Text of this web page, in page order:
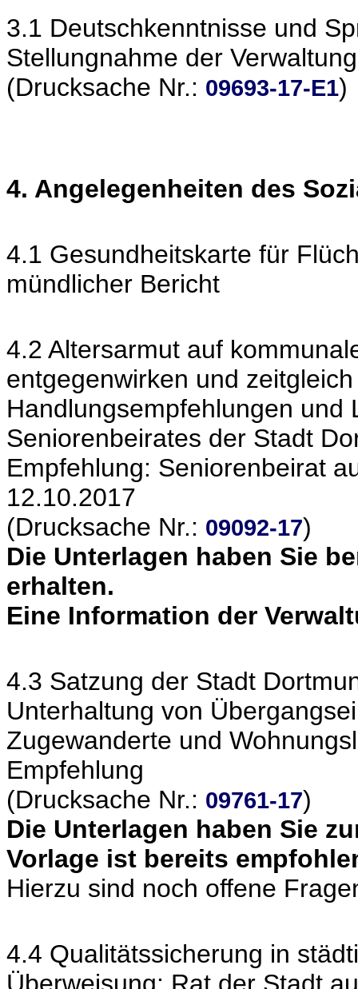
3.1 Deutschkenntnisse und
Stellungnahme der Verwaltung
(Drucksache Nr.: 09693-17-E1)
4. Angelegenheiten des
4.1 Gesundheitskarte für
mündlicher Bericht
4.2 Altersarmut auf
entgegenwirken und
Handlungsempfehlungen und
Seniorenbeirates der Stadt
Empfehlung: Seniorenbeirat
12.10.2017
(Drucksache Nr.: 09092-17)
Die Unterlagen haben Sie
erhalten.
Eine Information der
4.3 Satzung der Stadt
Unterhaltung von
Zugewanderte und
Empfehlung
(Drucksache Nr.: 09761-17)
Die Unterlagen haben Sie
Vorlage ist bereits
Hierzu sind noch offene
4.4 Qualitätssicherung in